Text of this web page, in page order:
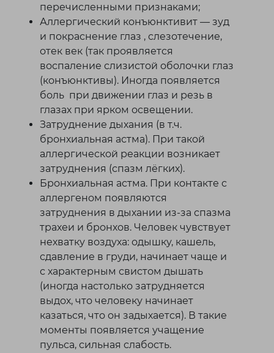
перечисленными признаками;
Аллергический конъюнктивит — зуд
и покраснение глаз , слезотечение,
отек век (так проявляется
воспаление слизистой оболочки глаз
(конъюнктивы). Иногда появляется
боль при движении глаз и резь в
глазах при ярком освещении.
Затруднение дыхания (в т.ч.
бронхиальная астма). При такой
аллергической реакции возникает
затруднения (спазм лёгких).
Бронхиальная астма. При контакте с
аллергеном появляются
затруднения в дыхании из-за спазма
трахеи и бронхов. Человек чувствует
нехватку воздуха: одышку, кашель,
сдавление в груди, начинает чаще и
с характерным свистом дышать
(иногда настолько затрудняется
выдох, что человеку начинает
казаться, что он задыхается). В такие
моменты появляется учащение
пульса, сильная слабость.